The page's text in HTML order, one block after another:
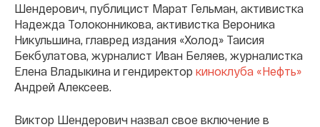
Шендерович, публицист Марат Гельман, активистка
Надежда Толоконникова, активистка Вероника
Никульшина, главред издания «Холод» Таисия
Бекбулатова, журналист Иван Беляев, журналистка
Елена Владыкина и гендиректор киноклуба «Нефть»
Андрей Алексеев.
Виктор Шендерович назвал свое включение в